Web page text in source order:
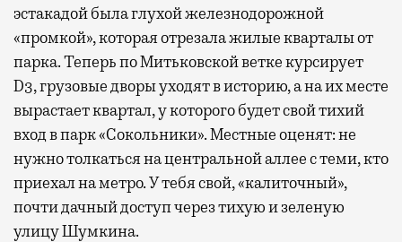
эстакадой была глухой железнодорожной
«промкой», которая отрезала жилые кварталы от
парка. Теперь по Митьковской ветке курсирует
D3, грузовые дворы уходят в историю, а на их месте
вырастает квартал, у которого будет свой тихий
вход в парк «Сокольники». Местные оценят: не
нужно толкаться на центральной аллее с теми, кто
приехал на метро. У тебя свой, «калиточный»,
почти дачный доступ через тихую и зеленую
улицу Шумкина.